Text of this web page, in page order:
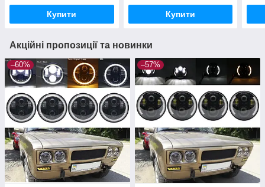
Купити Купити
Акційні пропозиції та новинки
–60% –57%